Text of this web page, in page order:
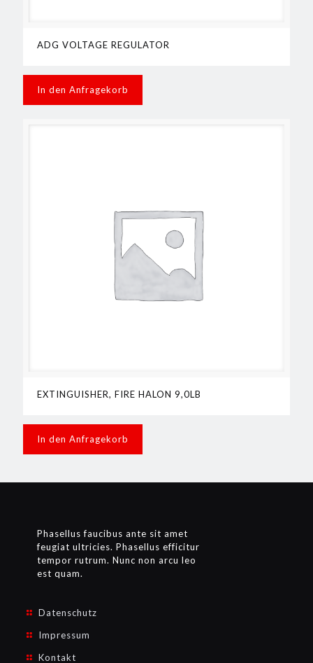
ADG VOLTAGE REGULATOR
In den Anfragekorb
EXTINGUISHER, FIRE HALON 9,0LB
In den Anfragekorb
Phasellus faucibus ante sit amet
feugiat ultricies. Phasellus efficitur
tempor rutrum. Nunc non arcu leo
est quam.
Datenschutz
Impressum
Kontakt